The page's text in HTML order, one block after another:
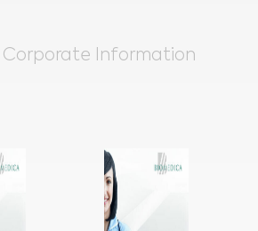
Corporate Information